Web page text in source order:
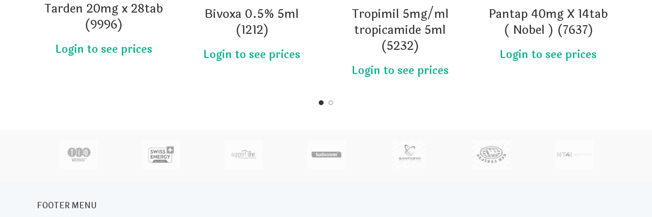
Tarden 20mg x 28tab
(9996)
Bivoxa 0.5% 5ml
(1212)
Tropimil 5mg/ml
tropicamide 5ml
(5232)
Pantap 40mg X 14tab
( Nobel ) (7637)
FOOTER MENU